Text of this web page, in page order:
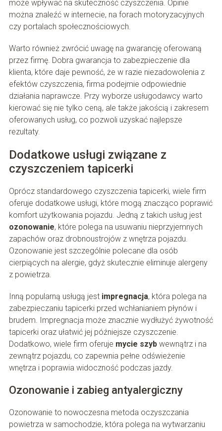
może wpływać na skuteczność czyszczenia. Opinie
można znaleźć w internecie, na forach motoryzacyjnych
czy portalach społecznościowych.
Warto również zwrócić uwagę na gwarancję oferowaną
przez firmę. Dobra gwarancja to zabezpieczenie dla
klienta, które daje pewność, że w razie niezadowolenia z
efektów czyszczenia, firma podejmie odpowiednie
działania naprawcze. Przy wyborze usługodawcy warto
kierować się nie tylko ceną, ale także jakością i zakresem
oferowanych usług, co pozwoli uzyskać najlepsze
rezultaty.
Dodatkowe usługi związane z
czyszczeniem tapicerki
Oprócz standardowego czyszczenia tapicerki, wiele firm
oferuje dodatkowe usługi, które mogą znacząco poprawić
komfort użytkowania pojazdu. Jedną z takich usług jest
ozonowanie, które polega na usuwaniu nieprzyjemnych
zapachów oraz drobnoustrojów z wnętrza pojazdu.
Ozonowanie jest szczególnie polecane dla osób
cierpiących na alergie, gdyż skutecznie eliminuje alergeny
z powietrza.
Inną popularną usługą jest impregnacja, która polega na
zabezpieczaniu tapicerki przed wchłanianiem płynów i
brudem. Impregnacja może znacznie wydłużyć żywotność
tapicerki oraz ułatwić jej późniejsze czyszczenie.
Dodatkowo, wiele firm oferuje mycie szybwewnątrz i na
zewnątrz pojazdu, co zapewnia pełne odświeżenie
wnętrza i poprawia widoczność podczas jazdy.
Ozonowanie i zabieg antyalergiczny
Ozonowanie to nowoczesna metoda oczyszczania
powietrza w samochodzie, która polega na wytwarzaniu